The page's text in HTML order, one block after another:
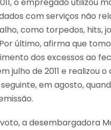
com serviços não
como torpedos, hits,
último, afirma que
dos excessos ao
julho de 2011 e realizou
em agosto,
a desembargadora